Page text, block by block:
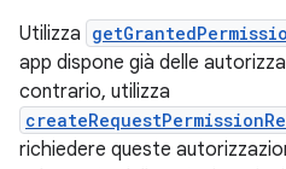
Utilizza
app dispone già delle
contrario, utilizza
richiedere queste